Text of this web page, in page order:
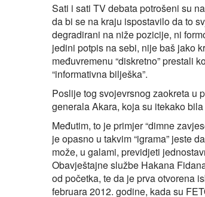
Sati i sati TV debata potrošeni su
da bi se na kraju ispostavilo da to
degradirani na niže pozicije, ni
jedini potpis na sebi, nije baš jako
međuvremenu “diskretno” prestali
“informativna bilješka”.
Poslije tog svojevrsnog zaokreta u
generala Akara, koja su itekako
Međutim, to je primjer “dimne
je opasno u takvim “igrama” jeste
može, u galami, previdjeti
Obavještajne službe Hakana
od početka, te da je prva otvorena
februara 2012. godine, kada su